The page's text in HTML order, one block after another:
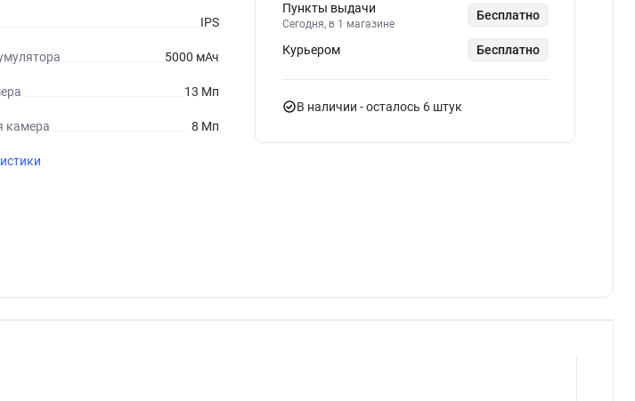
IPS
5000 мАч
13 Мп
камера 8 Мп
Пункты выдачи
Сегодня, в 1 магазине
Бесплатно
Курьером Бесплатно
В наличии - осталось 6 штук